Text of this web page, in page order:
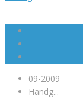
09-2009
Handg...